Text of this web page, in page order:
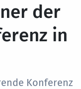
der
in
Konferenz